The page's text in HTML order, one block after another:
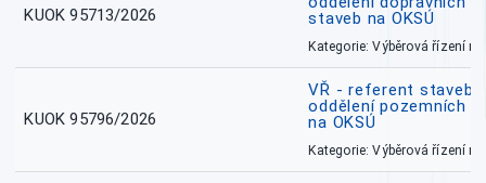
KUOK 95713/2026
staveb na OKSÚ
Kategorie: Výběrová řízení
KUOK 95796/2026
VŘ - referent
oddělení pozemních
na OKSÚ
Kategorie: Výběrová řízení